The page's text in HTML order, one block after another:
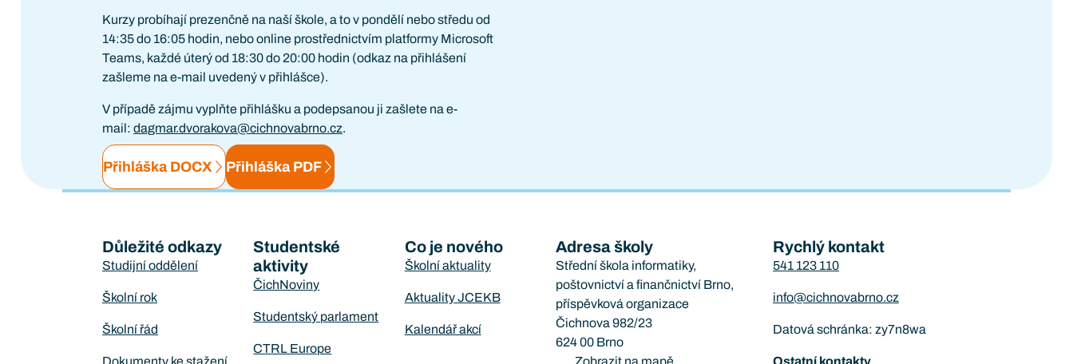
Kurzy probíhají prezenčně na naší škole, a to v pondělí nebo středu od
14:35 do 16:05 hodin, nebo online prostřednictvím platformy Microsoft
Teams, každé úterý od 18:30 do 20:00 hodin (odkaz na přihlášení
zašleme na e-mail uvedený v přihlášce).
V případě zájmu vyplňte přihlášku a podepsanou ji zašlete na e-
mail: dagmar.dvorakova@cichnovabrno.cz.
Přihláška DOCX Přihláška PDF
Důležité odkazy
Studijní oddělení
Školní rok
Školní řád
Studentské
aktivity
ČichNoviny
Studentský parlament
CTRL Europe
Co je nového
Školní aktuality
Aktuality JCEKB
Kalendář akcí
Adresa školy
Střední škola informatiky,
poštovnictví a finančnictví Brno,
příspěvková organizace
Čichnova 982/23
624 00 Brno
Rychlý kontakt
541 123 110
info@cichnovabrno.cz
Datová schránka: zy7n8wa